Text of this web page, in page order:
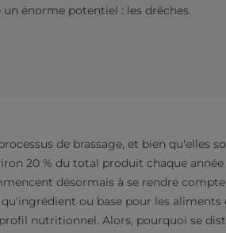
énorme potentiel : les drêches.
de brassage, et bien qu'elles
20 % du total produit chaque
désormais à se rendre
ou base pour les aliments
nutritionnel. Alors, pourquoi se